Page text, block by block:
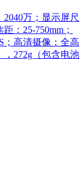
万；显示屏尺
：25-750mm；
；高清摄像：全高
，272g（包含电池